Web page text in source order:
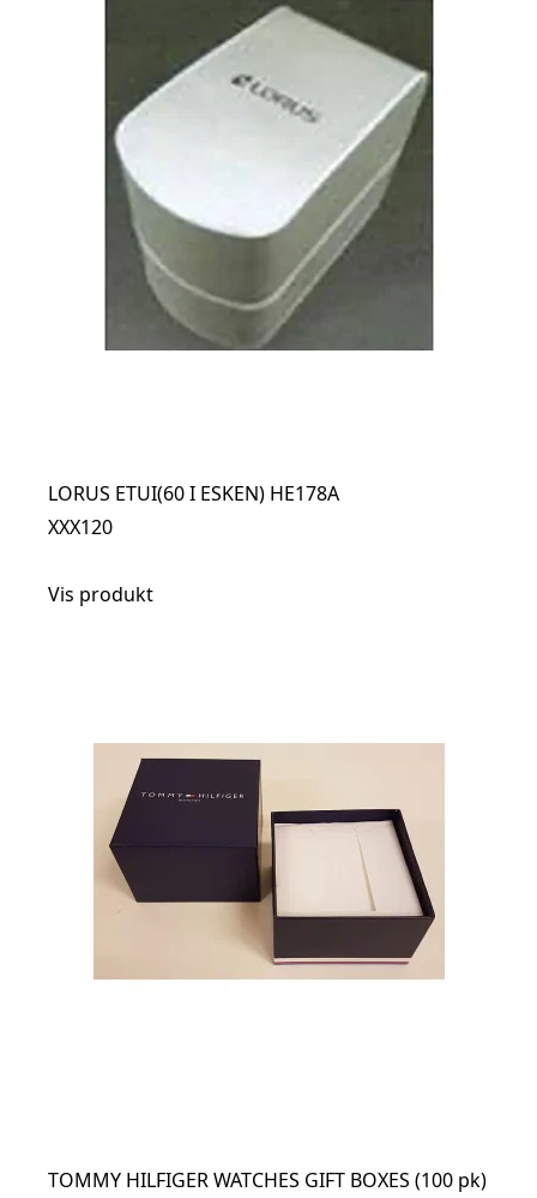
LORUS ETUI(60 I ESKEN) HE178A
XXX120
Vis produkt
TOMMY HILFIGER WATCHES GIFT BOXES (100 pk)